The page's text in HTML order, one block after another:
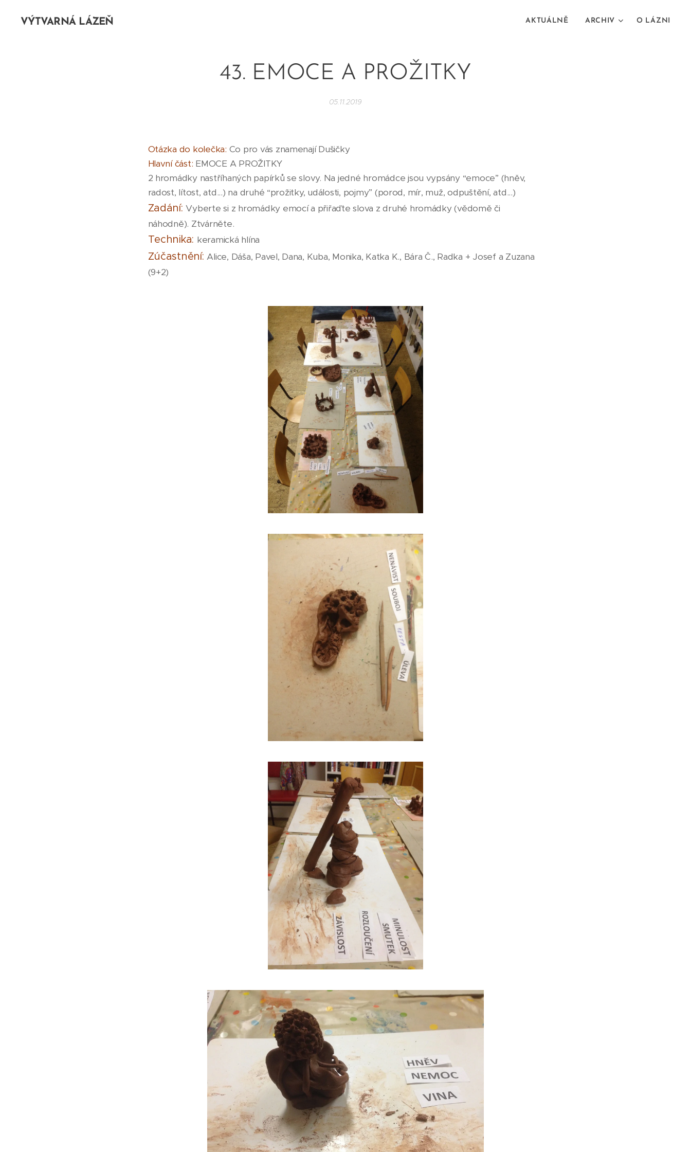
VÝTVARNÁ LÁZEŇ AKTUÁLNĚ ARCHIV O LÁZNI
43. EMOCE A PROŽITKY
05.11.2019
Otázka do kolečka: Co pro vás znamenají Dušičky
Hlavní část: EMOCE A PROŽITKY
2 hromádky nastříhaných papírků se slovy. Na jedné hromádce jsou vypsány “emoce” (hněv,
radost, lítost, atd...) na druhé “prožitky, události, pojmy” (porod, mír, muž, odpuštění, atd...)
Zadání:Vyberte si z hromádky emocí a přiřaďte slova z druhé hromádky (vědomě či
náhodně). Ztvárněte.
Technika: keramická hlína
Zúčastnění:Alice, Dáša, Pavel, Dana, Kuba, Monika, Katka K., Bára Č., Radka + Josef a Zuzana
(9+2)